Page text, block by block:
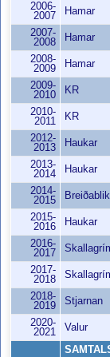
2006-
2007
Hamar
2007-
2008
Hamar
2008-
2009
Hamar
2009-
2010
KR
2010-
2011
KR
2012-
2013
Haukar
2013-
2014
Haukar
2014-
2015
Breiðablik
2015-
2016
Haukar
2016-
2017
2017-
2018
2018-
2019
Stjarnan
2020-
2021
Valur